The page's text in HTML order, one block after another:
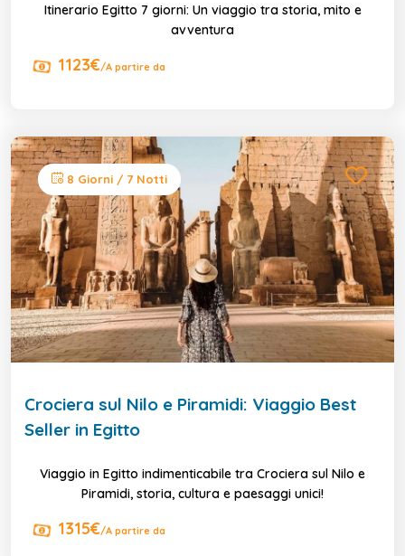
Itinerario Egitto 7 giorni: Un viaggio tra storia, mito e
avventura
1123€/A partire da
8 Giorni / 7 Notti
Crociera sul Nilo e Piramidi: Viaggio Best
Seller in Egitto
Viaggio in Egitto indimenticabile tra Crociera sul Nilo e
Piramidi, storia, cultura e paesaggi unici!
1315€/A partire da